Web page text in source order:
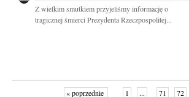
Z wielkim smutkiem przyjeliśmy informację o
tragicznej śmierci Prezydenta Rzeczpospolitej...
« poprzednie 1 ... 71 72